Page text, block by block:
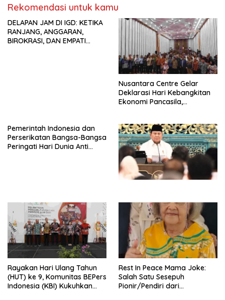
KBI yang Berbasis Riset di
Mancanegara”.
Rekomendasi untuk kamu
DELAPAN JAM DI IGD: KETIKA
RANJANG, ANGGARAN,
BIROKRASI, DAN EMPATI
Nusantara Centre Gelar
Deklarasi Hari Kebangkitan
Ekonomi Pancasila,
Penjajahan (Pergolakan
Ekonomi Politik Indonesia) &
Simposium Nasional “Urgensi
Undang-Undang
Perekonomian Nasional dan
Kesejahteraan Sosial dalam
Pemerintah Indonesia dan
Perserikatan Bangsa-Bangsa
Peringati Hari Dunia Anti
Rayakan Hari Ulang Tahun
(HUT) ke 9, Komunitas BEPers
Indonesia (KBI) Kukuhkan
Rest In Peace Mama Joke:
Salah Satu Sesepuh
Pionir/Pendiri dari